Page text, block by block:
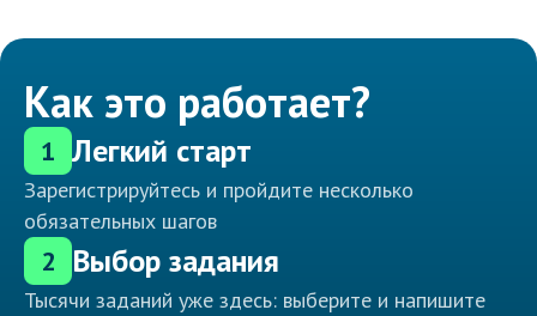
Как это работает?
1 Легкий старт
Зарегистрируйтесь и пройдите несколько
обязательных шагов
2 Выбор задания
Тысячи заданий уже здесь: выберите и напишите